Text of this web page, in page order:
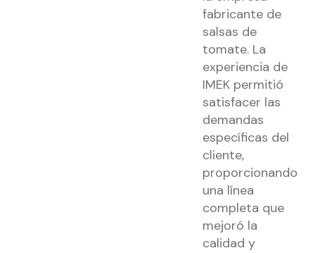
fabricante de
salsas de
tomate. La
experiencia de
IMEK permitió
satisfacer las
demandas
específicas del
cliente,
proporcionando
una línea
completa que
mejoró la
calidad y